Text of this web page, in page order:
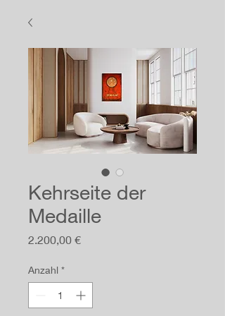
Kehrseite der
Medaille
2.200,00 €Preis
Anzahl *